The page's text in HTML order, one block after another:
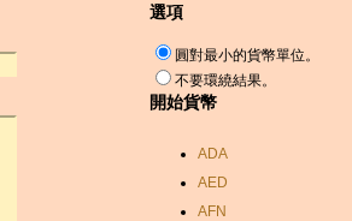
選項
圓對最小的貨幣單位。
不要環繞結果。
開始貨幣
ADA
AED
AFN